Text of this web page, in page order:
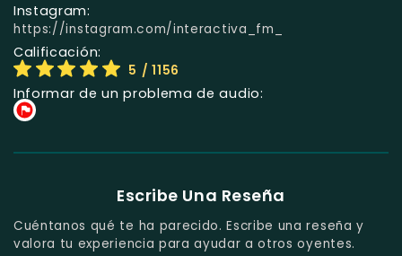
Instagram:
https://instagram.com/interactiva_fm_
Calificación:
5 / 1156
Informar de un problema de audio:
Escribe Una Reseña
Cuéntanos qué te ha parecido. Escribe una reseña y
valora tu experiencia para ayudar a otros oyentes.